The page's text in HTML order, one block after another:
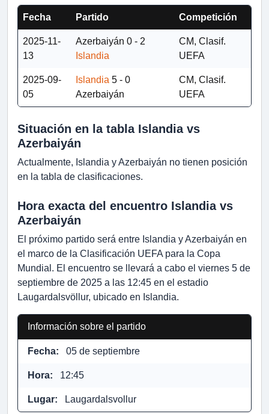
Fecha Partido Competición
2025-11-
13
Azerbaiyán 0 - 2
Islandia
CM, Clasif.
UEFA
2025-09-
05
Islandia 5 - 0
Azerbaiyán
CM, Clasif.
UEFA
Situación en la tabla Islandia vs
Azerbaiyán
Actualmente, Islandia y Azerbaiyán no tienen posición
en la tabla de clasificaciones.
Hora exacta del encuentro Islandia vs
Azerbaiyán
El próximo partido será entre Islandia y Azerbaiyán en
el marco de la Clasificación UEFA para la Copa
Mundial. El encuentro se llevará a cabo el viernes 5 de
septiembre de 2025 a las 12:45 en el estadio
Laugardalsvöllur, ubicado en Islandia.
Información sobre el partido
Fecha: 05 de septiembre
Hora: 12:45
Lugar: Laugardalsvollur